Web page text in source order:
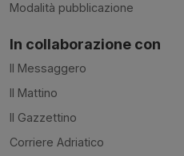
Modalità pubblicazione
In collaborazione con
Il Messaggero
Il Mattino
Il Gazzettino
Corriere Adriatico